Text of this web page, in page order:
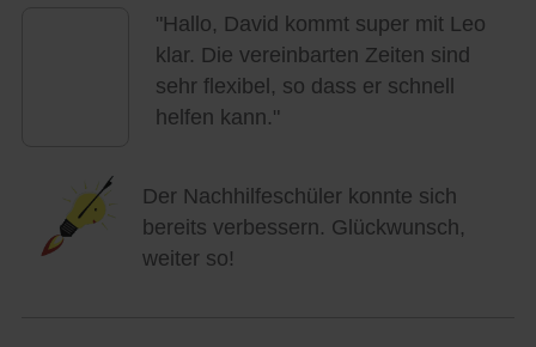
"Hallo, David kommt super mit Leo
klar. Die vereinbarten Zeiten sind
sehr flexibel, so dass er schnell
helfen kann."
Der Nachhilfeschüler konnte sich
bereits verbessern. Glückwunsch,
weiter so!